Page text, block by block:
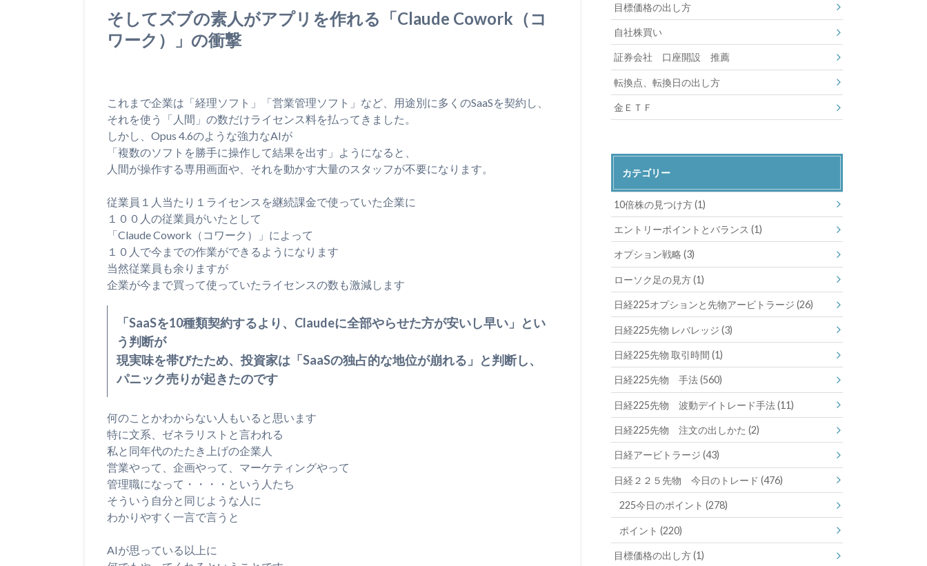
そしてズブの素人がアプリを作れる「Claude Cowork（コ
ワーク）」の衝撃
これまで企業は「経理ソフト」「営業管理ソフト」など、用途別に多くのSaaSを契約し、
それを使う「人間」の数だけライセンス料を払ってきました。
しかし、Opus 4.6のような強力なAIが
「複数のソフトを勝手に操作して結果を出す」ようになると、
人間が操作する専用画面や、それを動かす大量のスタッフが不要になります。
従業員１人当たり１ライセンスを継続課金で使っていた企業に
１００人の従業員がいたとして
「Claude Cowork（コワーク）」によって
１０人で今までの作業ができるようになります
当然従業員も余りますが
企業が今まで買って使っていたライセンスの数も激減します
「SaaSを10種類契約するより、Claudeに全部やらせた方が安いし早い」とい
う判断が
現実味を帯びたため、投資家は「SaaSの独占的な地位が崩れる」と判断し、
パニック売りが起きたのです
何のことかわからない人もいると思います
特に文系、ゼネラリストと言われる
私と同年代のたたき上げの企業人
営業やって、企画やって、マーケティングやって
管理職になって・・・・という人たち
そういう自分と同じような人に
わかりやすく一言で言うと
AIが思っている以上に
目標価格の出し方
自社株買い
証券会社 口座開設 推薦
転換点、転換日の出し方
金ＥＴＦ
カテゴリー
10倍株の見つけ方(1)
エントリーポイントとバランス(1)
オプション戦略(3)
ローソク足の見方(1)
日経225オプションと先物アービトラージ(26)
日経225先物 レバレッジ(3)
日経225先物 取引時間(1)
日経225先物 手法(560)
日経225先物 波動デイトレード手法(11)
日経225先物 注文の出しかた(2)
日経アービトラージ(43)
日経２２５先物 今日のトレード(476)
225今日のポイント (278)
ポイント (220)
目標価格の出し方(1)